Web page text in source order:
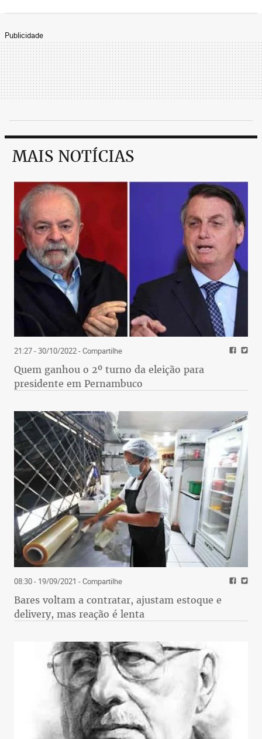
Publicidade
MAIS NOTÍCIAS
21:27 - 30/10/2022- Compartilhe
Quem ganhou o 2º turno da eleição para
presidente em Pernambuco
08:30 - 19/09/2021 - Compartilhe
Bares voltam a contratar, ajustam estoque e
delivery, mas reação é lenta